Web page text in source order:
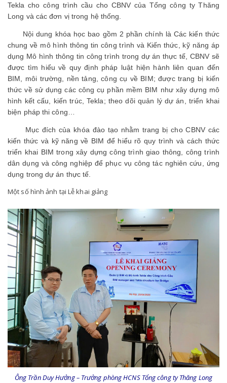
Tekla cho công trình cầu cho CBNV của Tổng công ty Thăng
Long và các đơn vị trong hệ thống.
Nội dung khóa học bao gồm 2 phần chính là Các kiến thức
chung về mô hình thông tin công trình và Kiến thức, kỹ năng áp
dụng Mô hình thông tin công trình trong dự án thực tế, CBNV sẽ
được tìm hiểu về quy định pháp luật hiện hành liên quan đến
BIM, môi trường, nền tảng, công cụ về BIM; được trang bị kiến
thức về sử dụng các công cụ phần mềm BIM như xây dựng mô
hình kết cấu, kiến trúc, Tekla; theo dõi quản lý dự án, triển khai
biện pháp thi công…
Mục đích của khóa đào tạo nhằm trang bị cho CBNV các
kiến thức và kỹ năng về BIM để hiểu rõ quy trình và cách thức
triển khai BIM trong xây dựng công trình giao thông, công trình
dân dụng và công nghiệp để phục vụ công tác nghiên cứu, ứng
dụng trong dự án thực tế.
Một số hình ảnh tại Lễ khai giảng
Ông Trần Duy Hưởng – Trưởng phòng HCNS Tổng công ty Thăng Long